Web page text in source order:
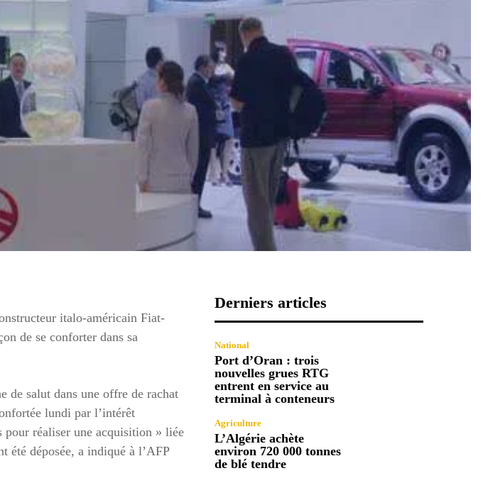
italo-américain Fiat-
de se conforter dans sa
de salut dans une offre de rachat
lundi par l’intérêt
pour réaliser une acquisition » liée
été déposée, a indiqué à l’AFP
Derniers articles
National
Port d’Oran : trois
nouvelles grues RTG
entrent en service au
terminal à conteneurs
Agriculture
L’Algérie achète
environ 720 000 tonnes
de blé tendre